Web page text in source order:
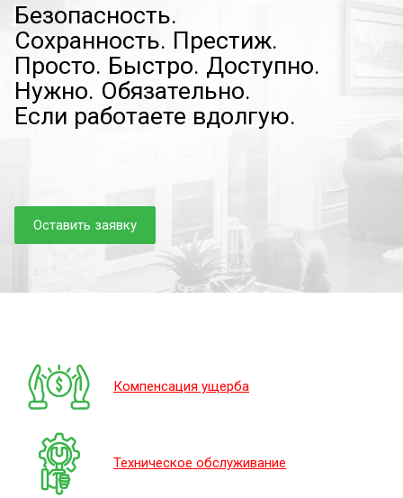
Безопасность.
Сохранность. Престиж.
Просто. Быстро. Доступно.
Нужно. Обязательно.
Если работаете вдолгую.
Оставить заявку
Компенсация ущерба
Техническое обслуживание